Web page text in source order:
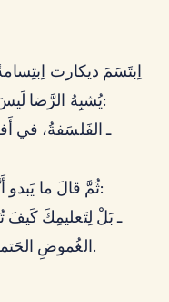
اِبتَسَمَ ديكارت
يُشبِهُ الرَّضا لَيسَ عَنِ الإِجابةِ، بَلْ عَنِ السُّؤالِ نَفسِهِ:
ـ الفَلسَفةُ، في
ثُمَّ قالَ ما يَبدو أَنَّهُ جَوهَرُ ما يُريدُ أَنْ يَترُكَهُ مَعَ سامِرٍ:
ـ بَلْ لِتَعليمِكَ
الغُموضِ الحَتميِّ الّذي يُحيطُ بِبَعضِ جَوانِبِ الوُجودِ.